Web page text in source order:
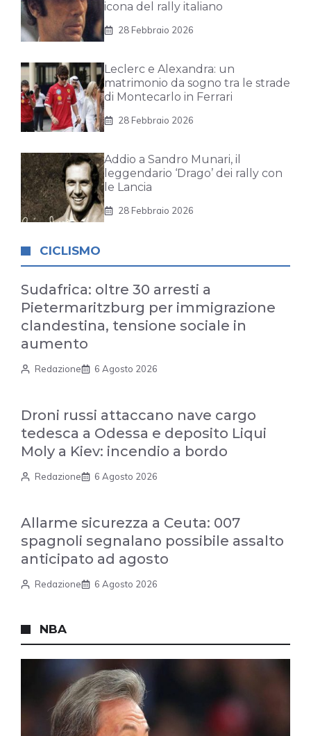
icona del rally italiano
28 Febbraio 2026
Leclerc e Alexandra: un
matrimonio da sogno tra le strade
di Montecarlo in Ferrari
28 Febbraio 2026
Addio a Sandro Munari, il
leggendario ‘Drago’ dei rally con
le Lancia
28 Febbraio 2026
CICLISMO
Sudafrica: oltre 30 arresti a
Pietermaritzburg per immigrazione
clandestina, tensione sociale in
aumento
Redazione 6 Agosto 2026
Droni russi attaccano nave cargo
tedesca a Odessa e deposito Liqui
Moly a Kiev: incendio a bordo
Redazione 6 Agosto 2026
Allarme sicurezza a Ceuta: 007
spagnoli segnalano possibile assalto
anticipato ad agosto
Redazione 6 Agosto 2026
NBA